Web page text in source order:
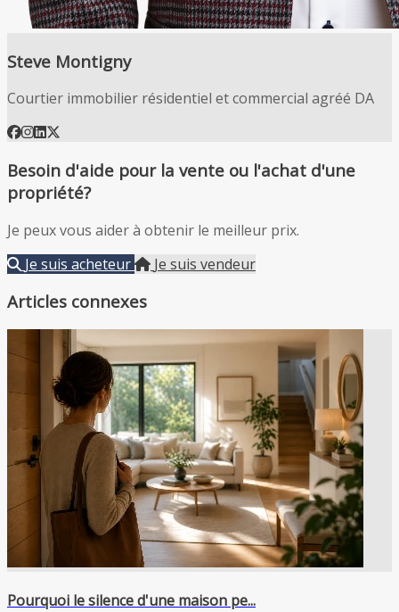
Steve Montigny
Courtier immobilier résidentiel et commercial agréé DA
Besoin d'aide pour la vente ou l'achat d'une
propriété?
Je peux vous aider à obtenir le meilleur prix.
Je suis acheteur
Je suis vendeur
Articles connexes
Pourquoi le silence d'une maison pe...